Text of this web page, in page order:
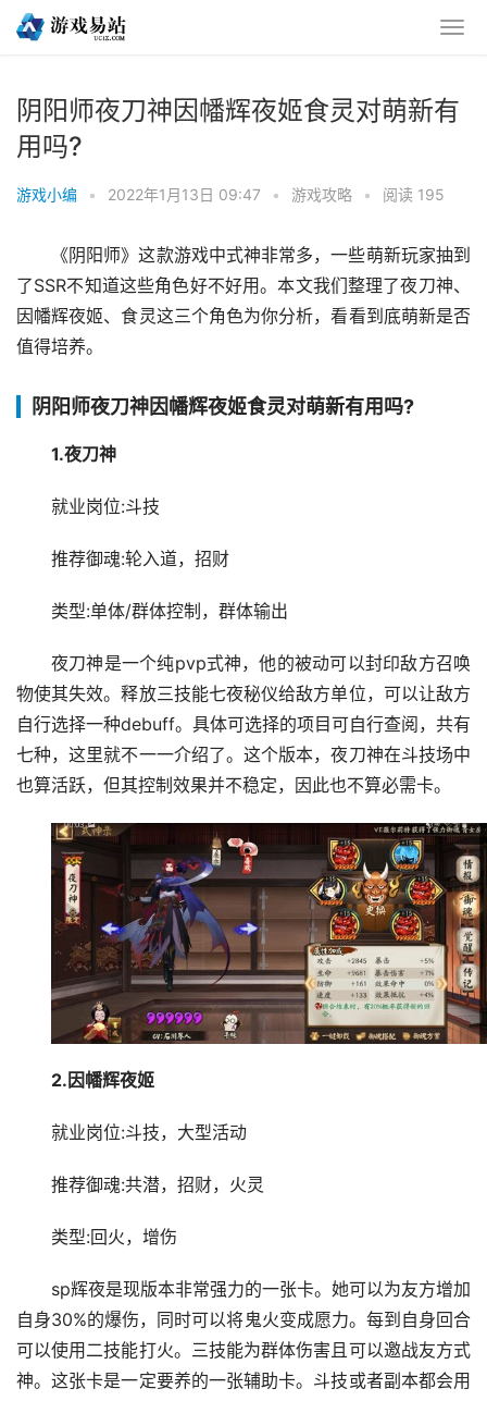
阴阳师夜刀神因幡辉夜姬食灵对萌新有
用吗?
游戏小编 • 2022年1月13日 09:47 • 游戏攻略 • 阅读 195
《阴阳师》这款游戏中式神非常多，一些萌新玩家抽到
了SSR不知道这些角色好不好用。本文我们整理了夜刀神、
因幡辉夜姬、食灵这三个角色为你分析，看看到底萌新是否
值得培养。
阴阳师夜刀神因幡辉夜姬食灵对萌新有用吗?
1.夜刀神
就业岗位:斗技
推荐御魂:轮入道，招财
类型:单体/群体控制，群体输出
夜刀神是一个纯pvp式神，他的被动可以封印敌方召唤
物使其失效。释放三技能七夜秘仪给敌方单位，可以让敌方
自行选择一种debuff。具体可选择的项目可自行查阅，共有
七种，这里就不一一介绍了。这个版本，夜刀神在斗技场中
也算活跃，但其控制效果并不稳定，因此也不算必需卡。
2.因幡辉夜姬
就业岗位:斗技，大型活动
推荐御魂:共潜，招财，火灵
类型:回火，增伤
sp辉夜是现版本非常强力的一张卡。她可以为友方增加
自身30%的爆伤，同时可以将鬼火变成愿力。每到自身回合
可以使用二技能打火。三技能为群体伤害且可以邀战友方式
神。这张卡是一定要养的一张辅助卡。斗技或者副本都会用